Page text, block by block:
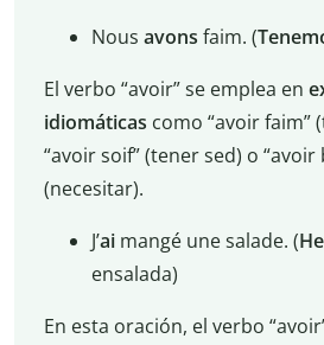
Nous avons faim. (
El verbo “avoir” se emplea en
idiomáticas como “avoir faim”
“avoir soif” (tener sed) o “avoir
(necesitar).
J’ai mangé une salade. (He
ensalada)
En esta oración, el verbo